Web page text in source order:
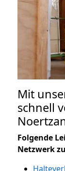
Mit
schnell
Folgende
Netzwerk